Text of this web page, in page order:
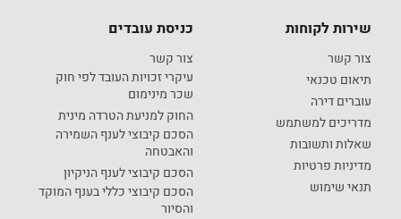
שירות לקוחות
צור קשר
תיאום טכנאי
עוברים דירה
מדריכים למשתמש
שאלות ותשובות
מדיניות פרטיות
תנאי שימוש
כניסת עובדים
צור קשר
עיקרי זכויות העובד לפי חוק
שכר מינימום
החוק למניעת הטרדה מינית
הסכם קיבוצי לענף השמירה
והאבטחה
הסכם קיבוצי לענף הניקיון
הסכם קיבוצי כללי בענף המוקד
והסיור